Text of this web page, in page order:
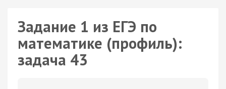
Задание 1 из ЕГЭ по
математике (профиль):
задача 43